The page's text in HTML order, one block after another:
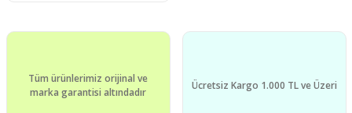
Tüm ürünlerimiz orijinal ve
marka garantisi altındadır
Ücretsiz Kargo 1.000 TL ve Üzeri